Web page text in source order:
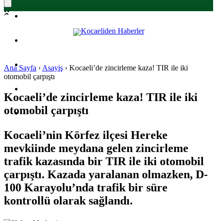
SPOR
SAĞLIK
Ana Sayfa › Asayiş › Kocaeli’de zincirleme kaza! TIR ile iki
otomobil çarpıştı
Kocaeli’de zincirleme kaza! TIR ile iki
otomobil çarpıştı
Kocaeli’nin Körfez ilçesi Hereke
mevkiinde meydana gelen zincirleme
trafik kazasında bir TIR ile iki otomobil
çarpıştı. Kazada yaralanan olmazken, D-
100 Karayolu’nda trafik bir süre
kontrollü olarak sağlandı.